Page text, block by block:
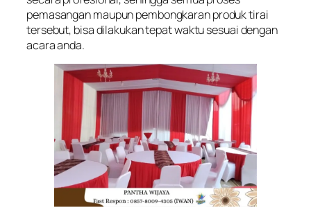
pemasangan maupun pembongkaran produk tirai
tersebut, bisa dilakukan tepat waktu sesuai dengan
acara anda.